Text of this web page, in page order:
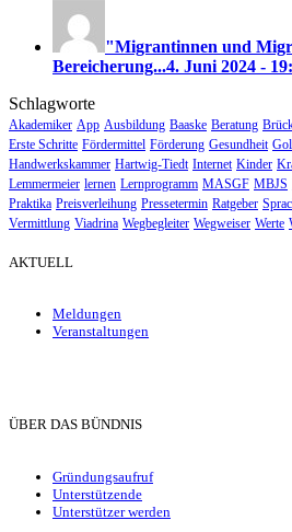
"Migrantinnen und
Bereicherung...4. Juni 2024 -
Schlagworte
Akademiker App Ausbildung Baaske Beratung
Erste Schritte Fördermittel Förderung Gesundheit
Handwerkskammer Hartwig-Tiedt Internet Kinder
Lemmermeier lernen Lernprogramm MASGF MBJS
Praktika Preisverleihung Pressetermin Ratgeber
Vermittlung Viadrina Wegbegleiter Wegweiser Werte
AKTUELL
Meldungen
Veranstaltungen
ÜBER DAS BÜNDNIS
Gründungsaufruf
Unterstützende
Unterstützer werden